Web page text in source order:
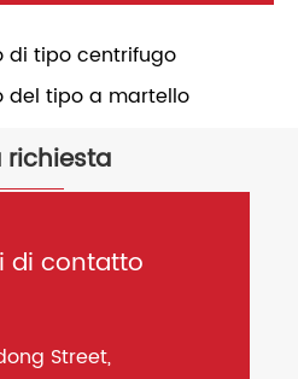
di tipo centrifugo
del tipo a martello
richiesta
di contatto
Street,